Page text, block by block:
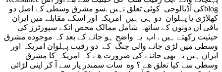
blogکی آڈیالوجی کوئی تعلق نہیں .سو مشرق وسطی کے اصل دو
کهلاڑی یا پہلوان دو ہی ہیں امریکہ اور اسکے مقابلے میں ایران
باقی ان دونوں کے ساتهہ شامل ممالک محص انکے سپورٹرز کی
حیثیت رکهتے ہیں . اب یہ واضح ہو جانے کے بعد کہ موجوده مشرق
وسطی میں لڑی جانے والی جنگ کے دو رقیب پہلوان امریکہ اور
ایران ہیں یہ بهی جاننے کی ضرورت هے کہ امریکہ کا مشرق
وسطی سے کیا تعلق هے ؟ وه سات سمندر پار سے آ کر اپنی لڑائی